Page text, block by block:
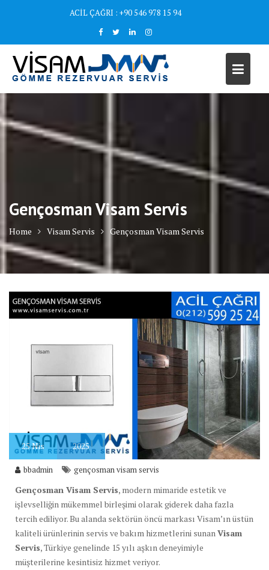
ACİL ÇAĞRI : +90 546 978 15 94
Gençosman Visam Servis
Home Visam Servis Gençosman Visam Servis
25Nis 2025
bbadmin gençosman visam servis
Gençosman Visam Servis, modern mimaride estetik ve
işlevselliğin mükemmel birleşimi olarak giderek daha fazla
tercih ediliyor. Bu alanda sektörün öncü markası Visam’ın üstün
kaliteli ürünlerinin servis ve bakım hizmetlerini sunan Visam
Servis, Türkiye genelinde 15 yılı aşkın deneyimiyle
müşterilerine kesintisiz hizmet veriyor.